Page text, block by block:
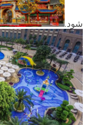
سیاست
حفظ
حریم
خصوصی
شود.